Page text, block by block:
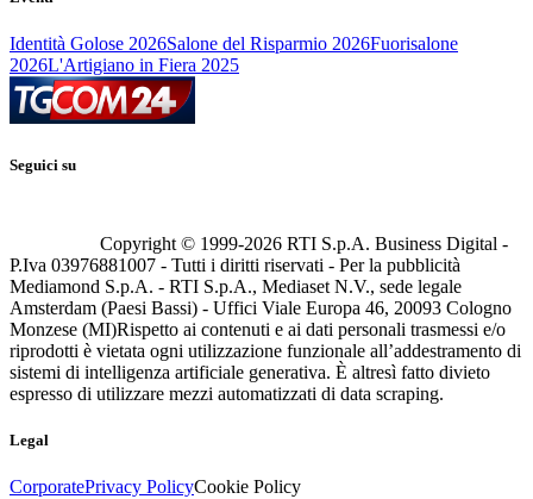
Identità Golose 2026Salone del Risparmio 2026Fuorisalone
2026L'Artigiano in Fiera 2025
Seguici su
Copyright © 1999-2026 RTI S.p.A. Business Digital -
P.Iva 03976881007 - Tutti i diritti riservati - Per la pubblicità
Mediamond S.p.A. - RTI S.p.A., Mediaset N.V., sede legale
Amsterdam (Paesi Bassi) - Uffici Viale Europa 46, 20093 Cologno
Monzese (MI)Rispetto ai contenuti e ai dati personali trasmessi e/o
riprodotti è vietata ogni utilizzazione funzionale all’addestramento di
sistemi di intelligenza artificiale generativa. È altresì fatto divieto
espresso di utilizzare mezzi automatizzati di data scraping.
Legal
CorporatePrivacy PolicyCookie Policy